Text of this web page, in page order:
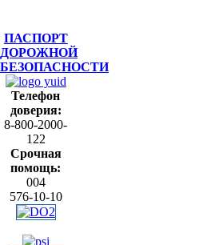
ПАСПОРТ
ДОРОЖНОЙ
БЕЗОПАСНОСТИ
Телефон
доверия:
8-800-2000-
122
Срочная
помощь:
004
576-10-10